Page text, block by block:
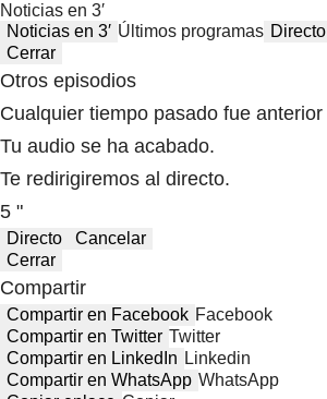
Noticias en 3′
Noticias en 3′ Últimos programas Directo
Cerrar
Otros episodios
Cualquier tiempo pasado fue anterior
Tu audio se ha acabado.
Te redirigiremos al directo.
5 "
Directo
Cancelar
Cerrar
Compartir
Compartir en Facebook Facebook
Compartir en Twitter Twitter
Compartir en LinkedIn Linkedin
Compartir en WhatsApp WhatsApp